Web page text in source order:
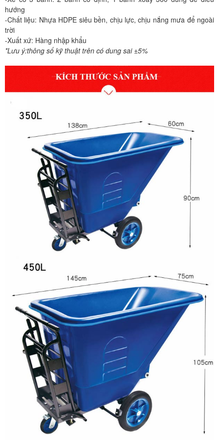
hướng
-Chất liệu: Nhựa HDPE siêu bền, chịu lực, chịu nắng mưa để ngoài
trời
-Xuất xứ: Hàng nhập khẩu
*Lưu ý:thông số kỹ thuật trên có dung sai ±5%